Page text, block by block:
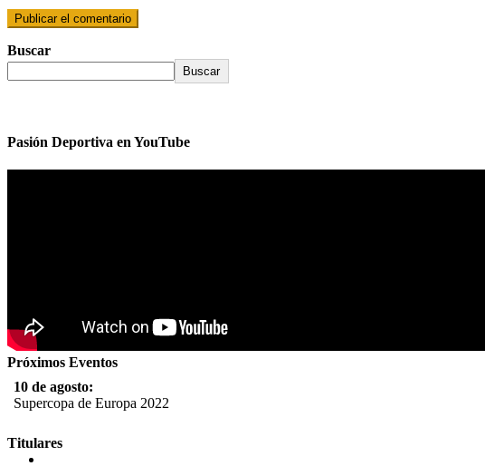
Buscar
Buscar
Pasión Deportiva en YouTube
Próximos Eventos
10 de agosto:
Supercopa de Europa 2022
11 al 21 de agosto:
Campeonato Europeo de Natación 2022
Titulares